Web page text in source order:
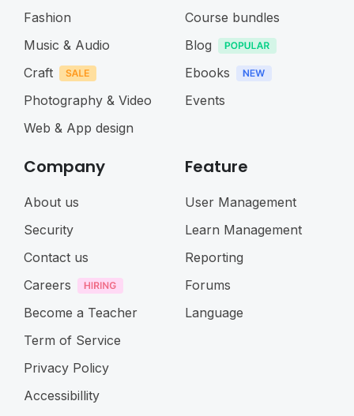
Fashion
Music & Audio
Craft
Photography & Video
Web & App design
Course bundles
Blog
Ebooks
Events
Company
About us
Security
Contact us
Careers
Become a Teacher
Term of Service
Privacy Policy
Accessibillity
Feature
User Management
Learn Management
Reporting
Forums
Language